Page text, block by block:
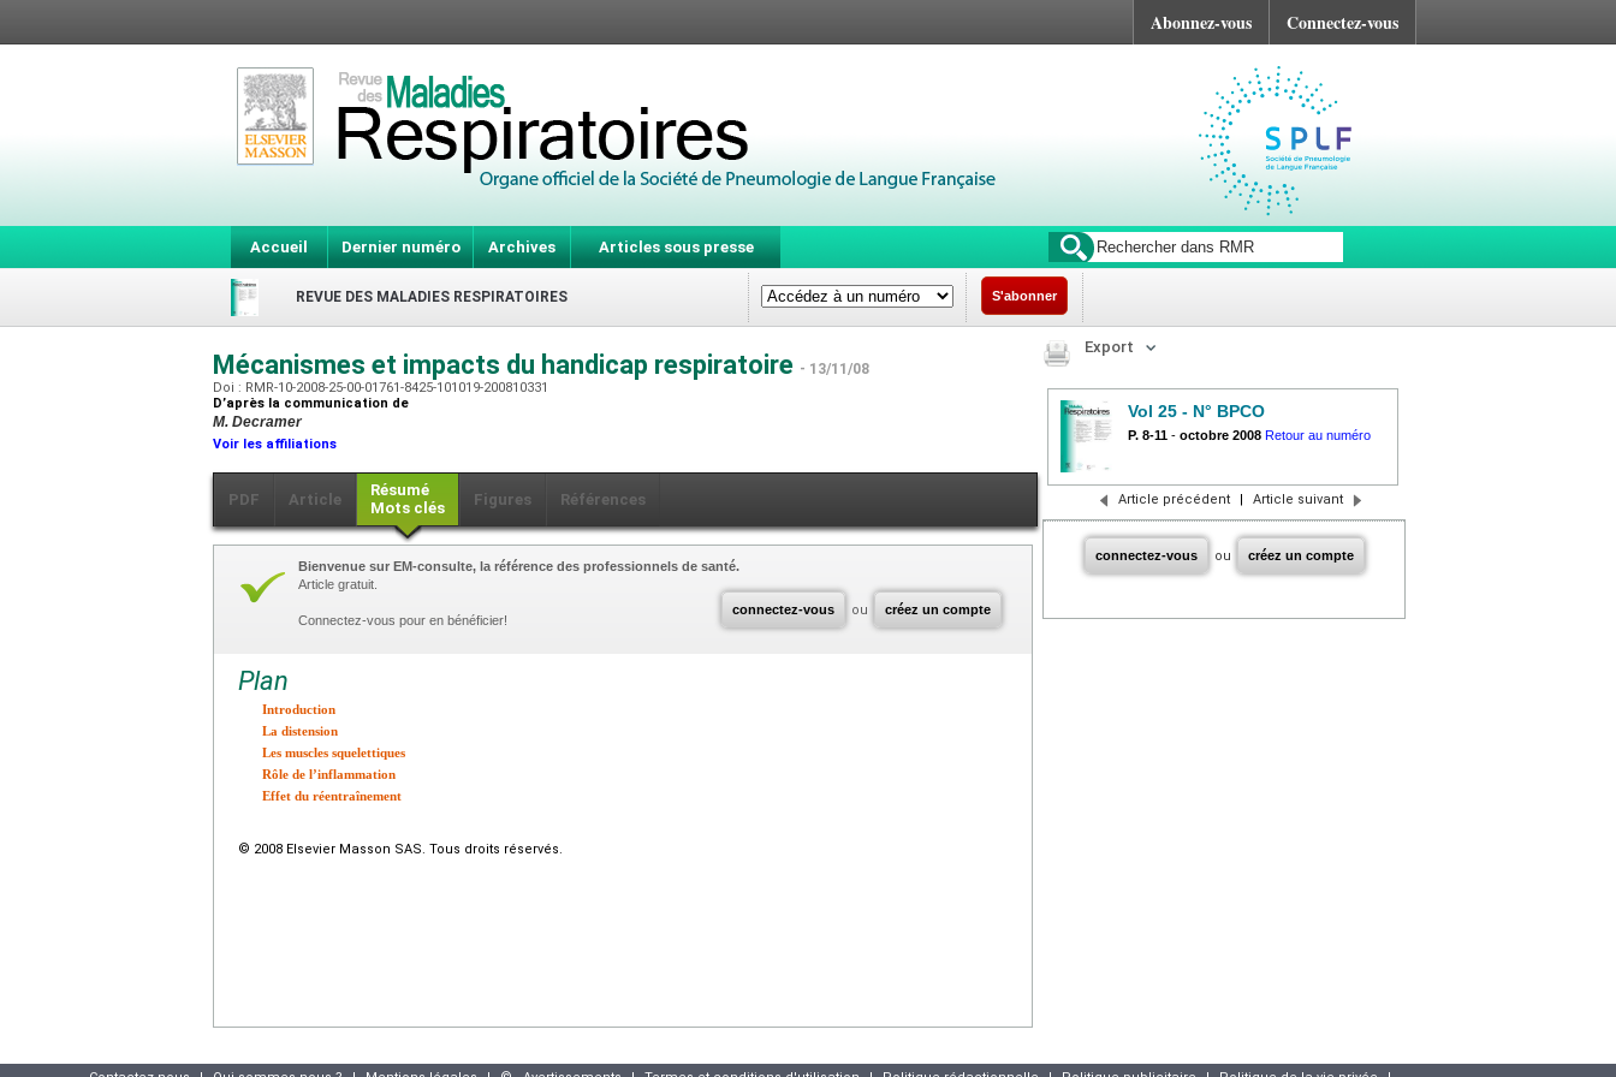
Abonnez-vous Connectez-vous
Accueil Dernier numéro Archives Articles sous presse
REVUE DES MALADIES RESPIRATOIRES S'abonner
Mécanismes et impacts du handicap respiratoire - 13/11/08
Doi : RMR-10-2008-25-00-01761-8425-101019-200810331
D’après la communication de
M. Decramer
Voir les affiliations
PDF Article
Résumé
Mots clés
Figures Références
connectez-vous ou créez un compte
Bienvenue sur EM-consulte, la référence des professionnels de santé.
Article gratuit.
Connectez-vous pour en bénéficier!
Plan
Introduction
La distension
Les muscles squelettiques
Rôle de l’inflammation
Effet du réentraînement
© 2008 Elsevier Masson SAS. Tous droits réservés.
Export
Vol 25 - N° BPCO
P. 8-11 - octobre 2008 Retour au numéro
Article précédent | Article suivant
connectez-vous ou créez un compte